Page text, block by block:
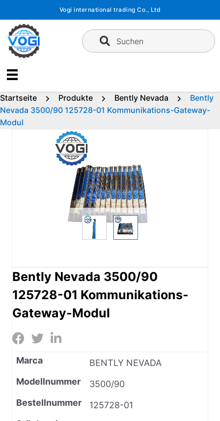
springen
Vogi international trading Co., Ltd
Suchen
Startseite Produkte Bently Nevada
Bently
Nevada 3500/90 125728-01 Kommunikations-Gateway-
Modul
Bently Nevada 3500/90
125728-01 Kommunikations-
Gateway-Modul
Marca
BENTLY NEVADA
Modellnummer
3500/90
Bestellnummer
125728-01